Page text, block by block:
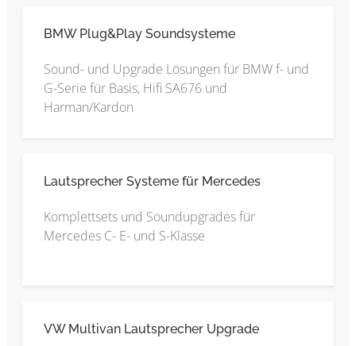
BMW Plug&Play Soundsysteme
Sound- und Upgrade Lösungen für BMW f- und
G-Serie für Basis, Hifi SA676 und
Harman/Kardon
Lautsprecher Systeme für Mercedes
Komplettsets und Soundupgrades für
Mercedes C- E- und S-Klasse
VW Multivan Lautsprecher Upgrade